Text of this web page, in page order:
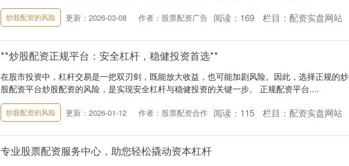
炒股配资的风险 更新：2026-03-08 作者：股票配资广告 阅读： 169 栏目： 配资实盘网站
**炒股配资正规平台：安全杠杆，稳健投资首选**
在股市投资中，杠杆交易是一把双刃剑，既能放大收益，也可能加剧风险。因此，选择正规的炒
股配资平台炒股配资的风险，是实现安全杠杆与稳健投资的关键一步。 正规配资平台....
炒股配资的风险 更新：2026-01-12 作者：股票配资合作 阅读： 115 栏目： 配资实盘网站
专业股票配资服务中心，助您轻松撬动资本杠杆